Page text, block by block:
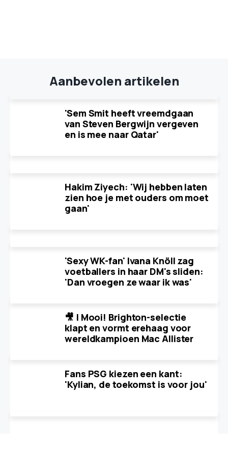
Aanbevolen artikelen
'Sem Smit heeft vreemdgaan
van Steven Bergwijn vergeven
en is mee naar Qatar'
Hakim Ziyech: 'Wij hebben laten
zien hoe je met ouders om moet
gaan'
'Sexy WK-fan' Ivana Knöll zag
voetballers in haar DM's sliden:
'Dan vroegen ze waar ik was'
🎥 | Mooi! Brighton-selectie
klapt en vormt erehaag voor
wereldkampioen Mac Allister
Fans PSG kiezen een kant:
'Kylian, de toekomst is voor jou'